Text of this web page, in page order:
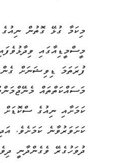
މިކަމާ ގުޅޭ ގޮތުން
މީސްމީޑިއާގައި
ފުރަތަމަ ޑިވިޝަނަށް
މަސައްކަތްތައް
ކަމަށާއި ނިއުގެ ސްކޮޑަށް
ކަށަވަރުވާނެ ކަމަށެވެ.
ދުވަހުގެރޭ ވެގެންދާނީ